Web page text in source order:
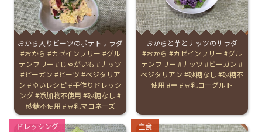
おから入りビーツのポテトサラダ
Tags:
おから カゼインフリー
グル
テンフリー
じゃがいも
ナッツ
ビーガン
ビーツ
ベジタリア
ン
ゆいレシピ
手作りドレッシ
ング 添加物不使用
砂糖なし
砂糖不使用
豆乳マヨネーズ
おからと芋とナッツのサラダ
Tags:
おから カゼインフリー
グル
テンフリー
ナッツ
ビーガン
ベジタリアン
砂糖なし
砂糖不
使用
芋 豆乳ヨーグルト
Categories:
ドレッシング Categories:
主食